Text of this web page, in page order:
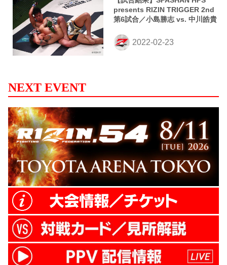
presents RIZIN TRIGGER 2nd
第6試合／小島勝志 vs. 中川皓貴
NEXT EVENT